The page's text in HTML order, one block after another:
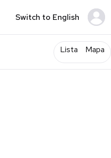
Switch to English
Lista Mapa